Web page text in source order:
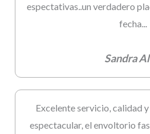
espectativas..un verdadero
fecha...
Sandra
Excelente servicio, calidad
espectacular, el envoltorio